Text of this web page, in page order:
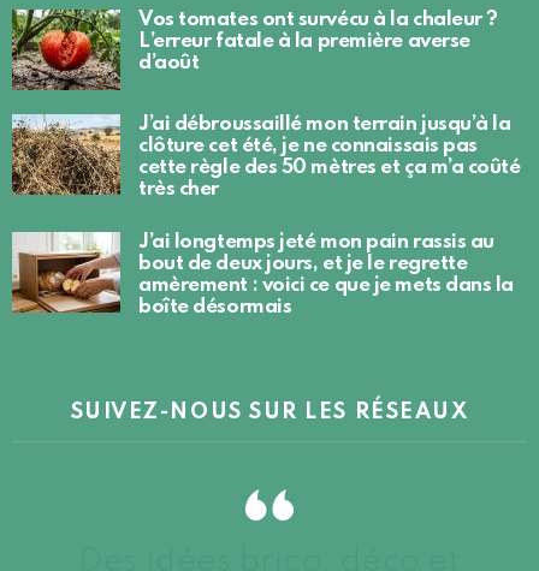
Vos tomates ont survécu à la chaleur ?
L’erreur fatale à la première averse
d’août
J’ai débroussaillé mon terrain jusqu’à la
clôture cet été, je ne connaissais pas
cette règle des 50 mètres et ça m’a coûté
très cher
J’ai longtemps jeté mon pain rassis au
bout de deux jours, et je le regrette
amèrement : voici ce que je mets dans la
boîte désormais
SUIVEZ-NOUS SUR LES RÉSEAUX